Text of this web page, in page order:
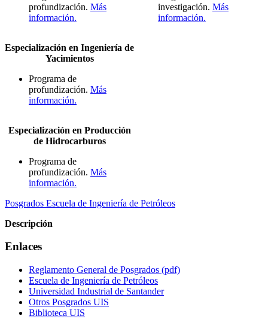
profundización. Más
información.
investigación. Más
información.
Especialización en Ingeniería de
Yacimientos
Programa de
profundización. Más
información.
Especialización en Producción
de Hidrocarburos
Programa de
profundización. Más
información.
Posgrados Escuela de Ingeniería de Petróleos
Descripción
Enlaces
Reglamento General de Posgrados (pdf)
Escuela de Ingeniería de Petróleos
Universidad Industrial de Santander
Otros Posgrados UIS
Biblioteca UIS